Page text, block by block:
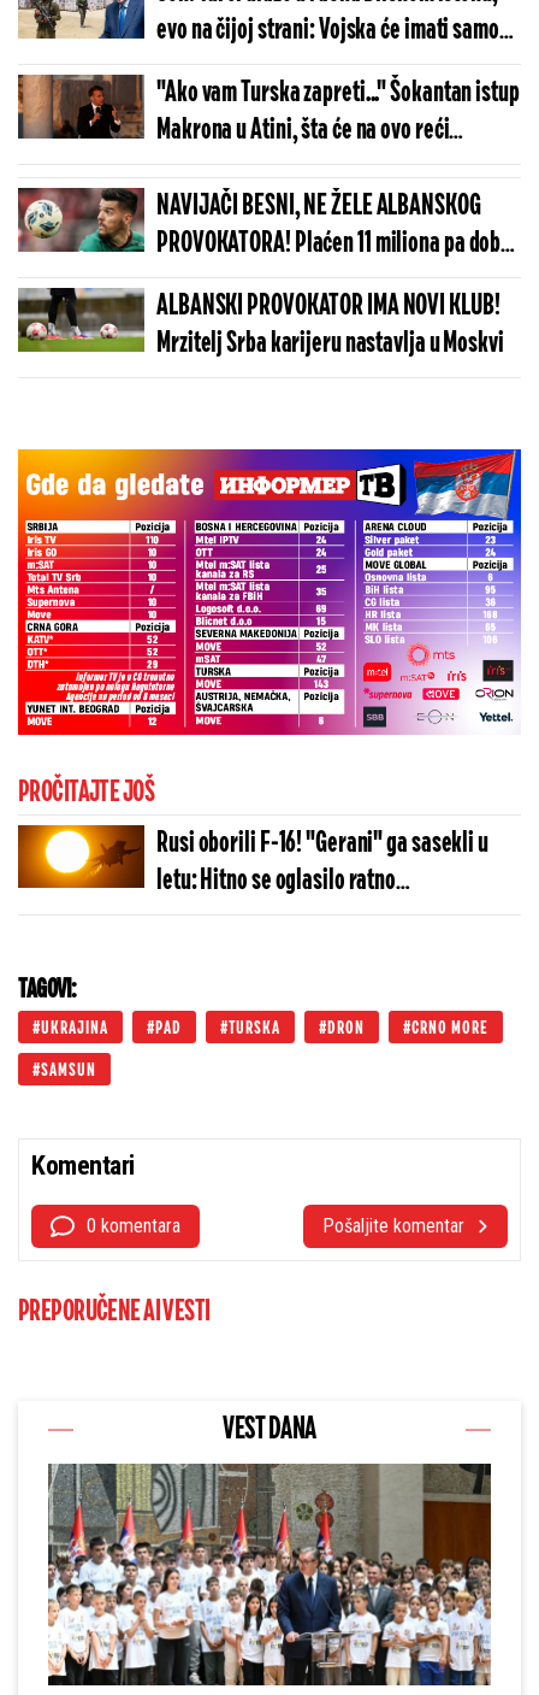
evo na čijoj strani: Vojska će imati samo
jednu misiju...
"Ako vam Turska zapreti..." Šokantan istup
Makrona u Atini, šta će na ovo reći
Ankara?!
NAVIJAČI BESNI, NE ŽELE ALBANSKOG
PROVOKATORA! Plaćen 11 miliona pa dobio
brutalnu poruku
ALBANSKI PROVOKATOR IMA NOVI KLUB!
Mrzitelj Srba karijeru nastavlja u Moskvi
PROČITAJTE JOŠ
Rusi oborili F-16! "Gerani" ga sasekli u
letu: Hitno se oglasilo ratno
vazduhoplovstvo
TAGOVI:
UKRAJINA PAD TURSKA DRON CRNO MORE
SAMSUN
Komentari
0 komentara Pošaljite komentar
PREPORUČENE AI VESTI
VEST DANA